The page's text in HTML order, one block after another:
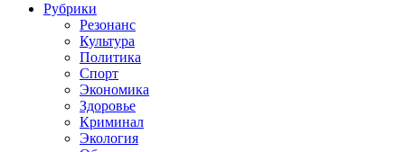
Рубрики
Резонанс
Культура
Политика
Спорт
Экономика
Здоровье
Криминал
Экология